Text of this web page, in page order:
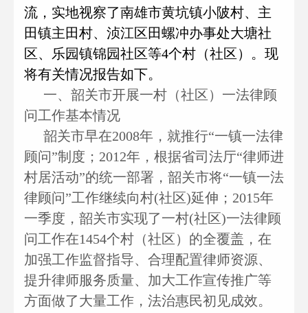
流，实地视察了南雄市黄坑镇小陂村、主
田镇主田村、浈江区田螺冲办事处大塘社
区、乐园镇锦园社区等4个村（社区）。现
将有关情况报告如下。
一、韶关市开展一村（社区）一法律顾
问工作基本情况
韶关市早在2008年，就推行“一镇一法律
顾问”制度；2012年，根据省司法厅“律师进
村居活动”的统一部署，韶关市将“一镇一法
律顾问”工作继续向村(社区)延伸；2015年
一季度，韶关市实现了一村(社区)一法律顾
问工作在1454个村（社区）的全覆盖，在
加强工作监督指导、合理配置律师资源、
提升律师服务质量、加大工作宣传推广等
方面做了大量工作，法治惠民初见成效。